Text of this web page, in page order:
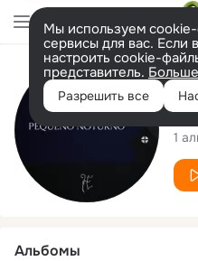
Мы используем
сервисы для вас. Если
настроить cookie-
представитель.
Разрешить все
1
Альбомы